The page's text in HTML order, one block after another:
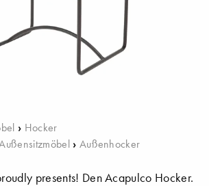
› Hocker
› Außenhocker
presents! Den Acapulco Hocker.